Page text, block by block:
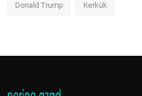
Donald Trump Kerkük